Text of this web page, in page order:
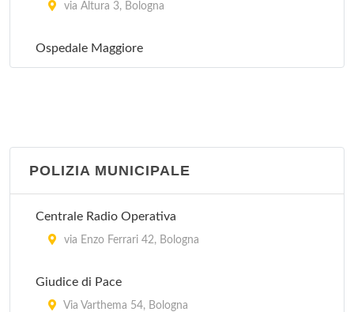
via Altura 3, Bologna
Ospedale Maggiore
POLIZIA MUNICIPALE
Centrale Radio Operativa
via Enzo Ferrari 42, Bologna
Giudice di Pace
Via Varthema 54, Bologna